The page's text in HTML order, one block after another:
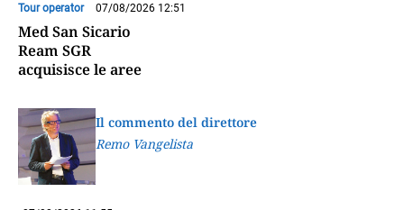
Tour operator 07/08/2026 12:51
Med San Sicario
Ream SGR
acquisisce le aree
Il commento del direttore
Remo Vangelista